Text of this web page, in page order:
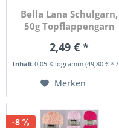
Bella Lana Schulgarn,
50g Topflappengarn
2,49 € *
Inhalt0.05 Kilogramm(49,80 € * / 1 Kilogramm)
Merken
-8